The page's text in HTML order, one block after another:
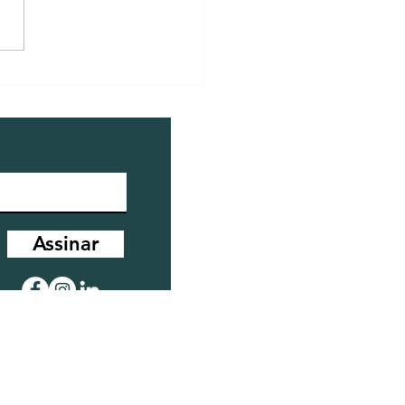
a saúde humana.
Assinar